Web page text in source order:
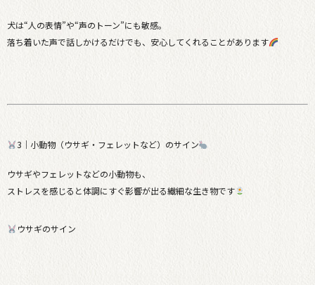
犬は“人の表情”や“声のトーン”にも敏感。
落ち着いた声で話しかけるだけでも、安心してくれることがあります
3｜小動物（ウサギ・フェレットなど）のサイン
ウサギやフェレットなどの小動物も、
ストレスを感じると体調にすぐ影響が出る繊細な生き物です
ウサギのサイン